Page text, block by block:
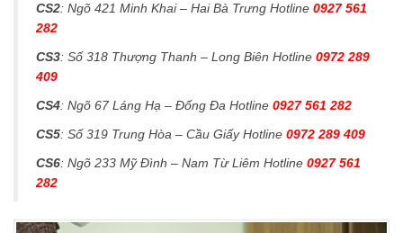
CS2: Ngõ 421 Minh Khai – Hai Bà Trưng Hotline 0927 561
282
CS3: Số 318 Thượng Thanh – Long Biên Hotline 0972 289
409
CS4: Ngõ 67 Láng Hạ – Đống Đa Hotline 0927 561 282
CS5: Số 319 Trung Hòa – Cầu Giấy Hotline 0972 289 409
CS6: Ngõ 233 Mỹ Đình – Nam Từ Liêm Hotline 0927 561
282